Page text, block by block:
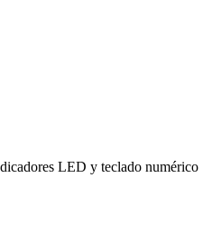
LED y teclado numérico